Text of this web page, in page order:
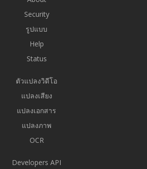
Security
รูปแบบ
Help
Status
ตัวแปลงวิดีโอ
แปลงเสียง
แปลงเอกสาร
แปลงภาพ
OCR
Developers API